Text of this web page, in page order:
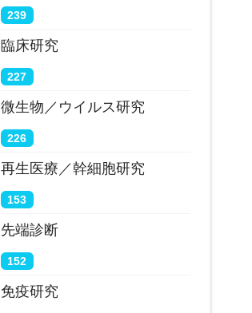
239
臨床研究
227
微生物／ウイルス研究
226
再生医療／幹細胞研究
153
先端診断
152
免疫研究